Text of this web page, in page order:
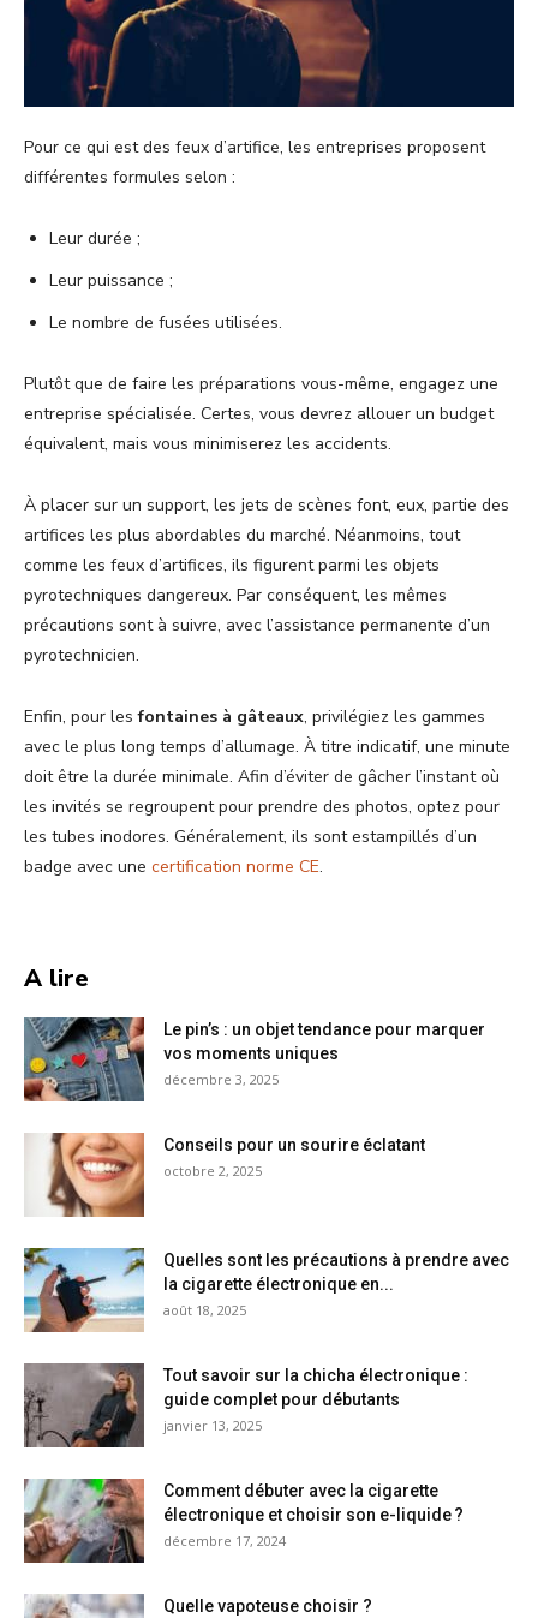
Pour ce qui est des feux d’artifice, les entreprises proposent
différentes formules selon :
Leur durée ;
Leur puissance ;
Le nombre de fusées utilisées.
Plutôt que de faire les préparations vous-même, engagez une
entreprise spécialisée. Certes, vous devrez allouer un budget
équivalent, mais vous minimiserez les accidents.
À placer sur un support, les jets de scènes font, eux, partie des
artifices les plus abordables du marché. Néanmoins, tout
comme les feux d’artifices, ils figurent parmi les objets
pyrotechniques dangereux. Par conséquent, les mêmes
précautions sont à suivre, avec l’assistance permanente d’un
pyrotechnicien.
Enfin, pour lesfontaines à gâteaux, privilégiez les gammes
avec le plus long temps d’allumage. À titre indicatif, une minute
doit être la durée minimale. Afin d’éviter de gâcher l’instant où
les invités se regroupent pour prendre des photos, optez pour
les tubes inodores. Généralement, ils sont estampillés d’un
badge avec une certification norme CE.
A lire
Le pin’s : un objet tendance pour marquer
vos moments uniques
décembre 3, 2025
Conseils pour un sourire éclatant
octobre 2, 2025
Quelles sont les précautions à prendre avec
la cigarette électronique en...
août 18, 2025
Tout savoir sur la chicha électronique :
guide complet pour débutants
janvier 13, 2025
Comment débuter avec la cigarette
électronique et choisir son e-liquide ?
décembre 17, 2024
Quelle vapoteuse choisir ?